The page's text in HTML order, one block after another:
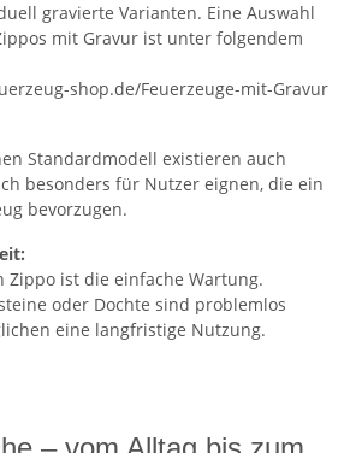
gravierte Varianten. Eine Auswahl
mit Gravur ist unter folgendem
shop.de/Feuerzeuge-mit-Gravur
Standardmodell existieren auch
besonders für Nutzer eignen, die ein
bevorzugen.
Zippo ist die einfache Wartung.
oder Dochte sind problemlos
eine langfristige Nutzung.